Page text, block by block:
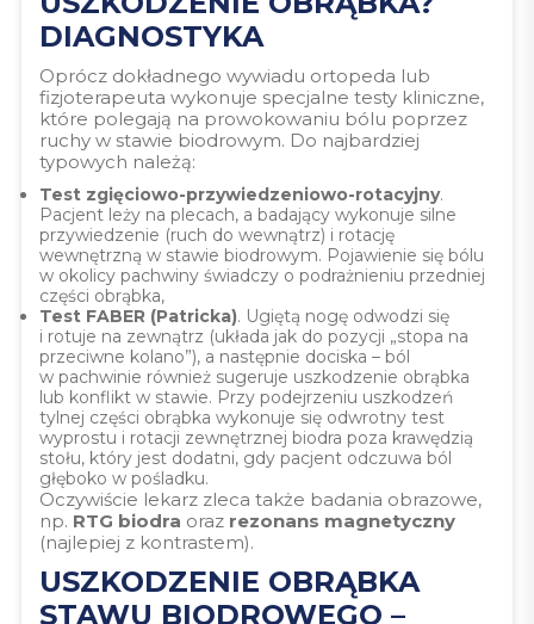
DIAGNOSTYKA
Oprócz dokładnego wywiadu ortopeda lub
fizjoterapeuta wykonuje specjalne testy kliniczne,
które polegają na prowokowaniu bólu poprzez
ruchy w stawie biodrowym. Do najbardziej
typowych należą:
Test zgięciowo-przywiedzeniowo-rotacyjny.
Pacjent leży na plecach, a badający wykonuje silne
przywiedzenie (ruch do wewnątrz) i rotację
wewnętrzną w stawie biodrowym. Pojawienie się bólu
w okolicy pachwiny świadczy o podrażnieniu przedniej
części obrąbka,
Test FABER (Patricka). Ugiętą nogę odwodzi się
i rotuje na zewnątrz (układa jak do pozycji „stopa na
przeciwne kolano”), a następnie dociska – ból
w pachwinie również sugeruje uszkodzenie obrąbka
lub konflikt w stawie. Przy podejrzeniu uszkodzeń
tylnej części obrąbka wykonuje się odwrotny test
wyprostu i rotacji zewnętrznej biodra poza krawędzią
stołu, który jest dodatni, gdy pacjent odczuwa ból
głęboko w pośladku.
Oczywiście lekarz zleca także badania obrazowe,
np. RTG biodra oraz rezonans magnetyczny
(najlepiej z kontrastem).
USZKODZENIE OBRĄBKA
STAWU BIODROWEGO –